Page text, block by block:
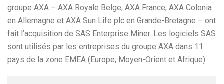
groupe AXA – AXA Royale Belge, AXA France, AXA Colonia
en Allemagne et AXA Sun Life plc en Grande-Bretagne – ont
fait l’acquisition de SAS Enterprise Miner. Les logiciels SAS
sont utilisés par les entreprises du groupe AXA dans 11
pays de la zone EMEA (Europe, Moyen-Orient et Afrique).